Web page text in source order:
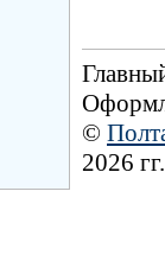
©
2026 гг.